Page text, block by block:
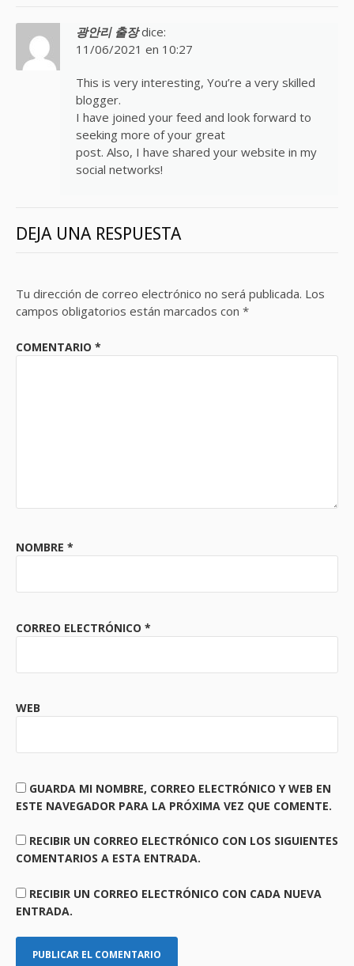
광안리 출장 dice:
11/06/2021 en 10:27
This is very interesting, You’re a very skilled
blogger.
I have joined your feed and look forward to
seeking more of your great
post. Also, I have shared your website in my
social networks!
DEJA UNA RESPUESTA
Tu dirección de correo electrónico no será publicada. Los
campos obligatorios están marcados con *
COMENTARIO *
NOMBRE *
CORREO ELECTRÓNICO *
WEB
GUARDA MI NOMBRE, CORREO ELECTRÓNICO Y WEB EN
ESTE NAVEGADOR PARA LA PRÓXIMA VEZ QUE COMENTE.
RECIBIR UN CORREO ELECTRÓNICO CON LOS SIGUIENTES
COMENTARIOS A ESTA ENTRADA.
RECIBIR UN CORREO ELECTRÓNICO CON CADA NUEVA
ENTRADA.